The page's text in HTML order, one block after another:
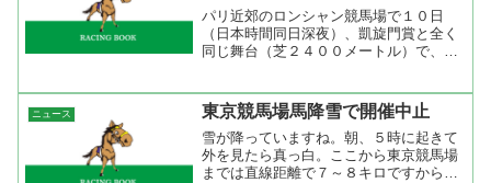
パリ近郊のロンシャン競馬場で１０日
（日本時間同日深夜）、凱旋門賞と全く
同じ舞台（芝２４００メートル）で、最
ＩＩ戦、４Ｒのフォワ賞（５頭立て）
は、Ｃ・スミヨンが騎乗した昨...
ニュース 東京競馬場馬降雪で開催中止
雪が降っていますね。朝、５時に起きて
外を見たら真っ白。ここから東京競馬場
までは直線距離で７～８キロですから中